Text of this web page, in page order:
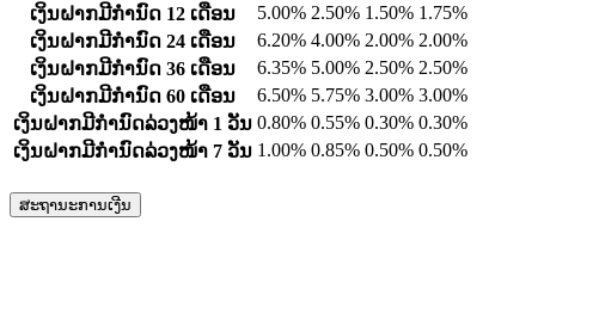
ເງິນຝາກມີກຳນົດ 12 ເດືອນ
5.00% 2.50% 1.50% 1.75%
ເງິນຝາກມີກຳນົດ 24 ເດືອນ
6.20% 4.00% 2.00% 2.00%
ເງິນຝາກມີກຳນົດ 36 ເດືອນ
6.35% 5.00% 2.50% 2.50%
ເງິນຝາກມີກຳນົດ 60 ເດືອນ
6.50% 5.75% 3.00% 3.00%
ເງິນຝາກມີກຳນົດລ່ວງໜ້າ 1 ວັນ 0.80% 0.55% 0.30% 0.30%
ເງິນຝາກມີກຳນົດລ່ວງໜ້າ 7 ວັນ 1.00% 0.85% 0.50% 0.50%
ສະຖານະການເງີນ